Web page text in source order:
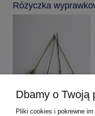
Różyczka
Dbamy o Twoją
Pliki cookies i pokrewne